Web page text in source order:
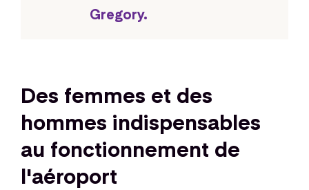
Gregory.
Des femmes et des
hommes indispensables
au fonctionnement de
l'aéroport